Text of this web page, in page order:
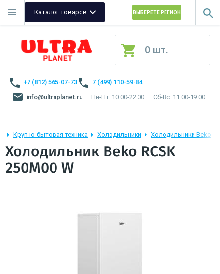
Каталог товаров ВЫБЕРЕТЕ РЕГИОН
0 шт.
+7 (812) 565-07-73
7 (499) 110-59-84
info@ultraplanet.ru
Пн-Пт: 10:00-22:00 Сб-Вс: 11:00-19:00
Крупно-бытовая техника Холодильники Холодильники Beko
Холодильник Beko RCSK
250M00 W